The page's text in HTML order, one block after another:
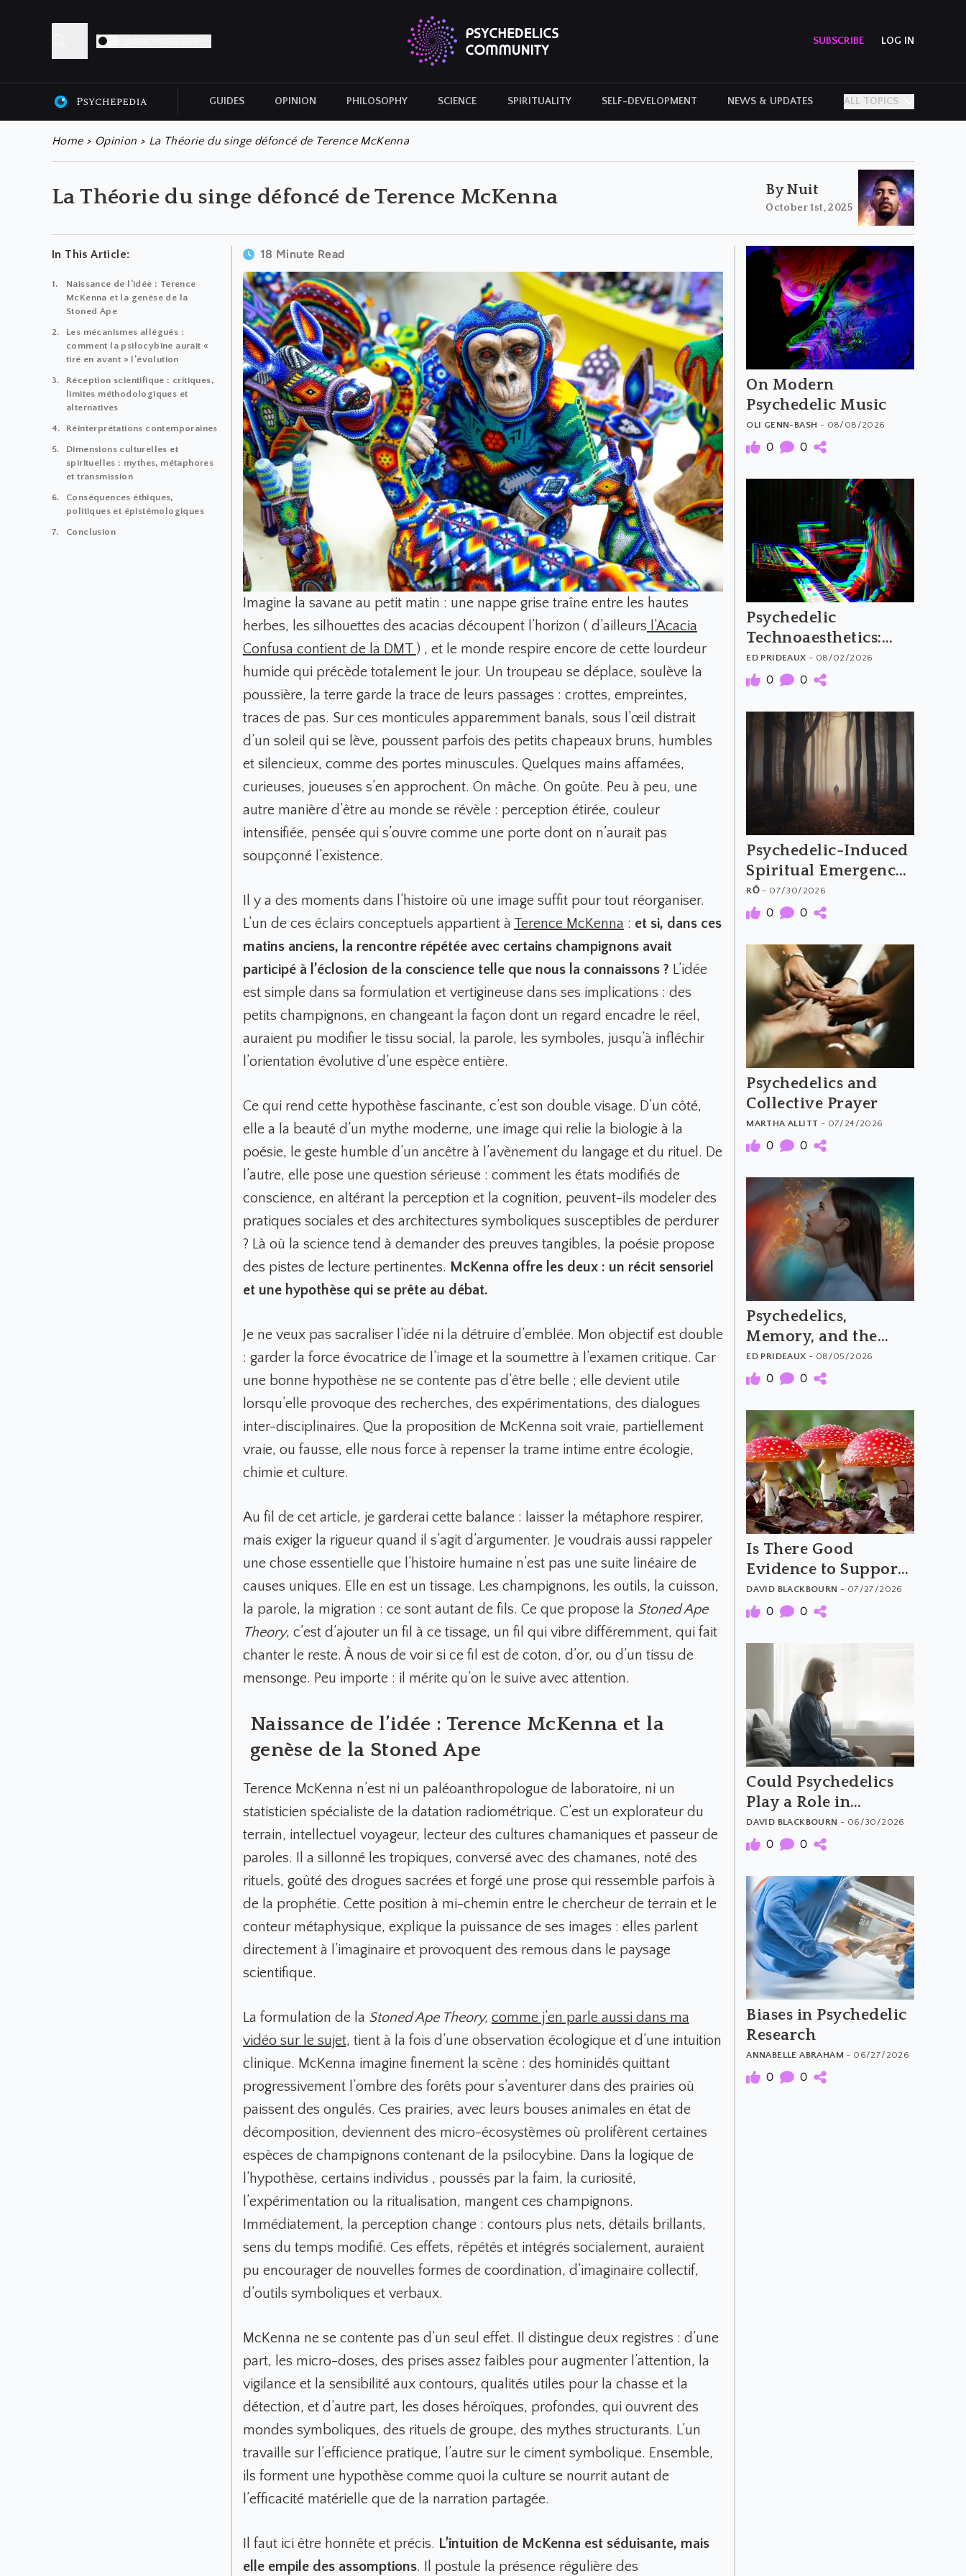
SUBSCRIBE LOG IN
GUIDES OPINION PHILOSOPHY SCIENCE SPIRITUALITY SELF-DEVELOPMENT NEWS & UPDATES ALL TOPICS
ALL ARTICLES CULTURAL ICONS HISTORY PERSONAL STORIES
Home > Opinion > La Théorie du singe défoncé de Terence McKenna
La Théorie du singe défoncé de Terence McKenna By Nuit
October 1st, 2025
In This Article:
Naissance de l’idée : Terence
McKenna et la genèse de la
Stoned Ape
Les mécanismes allégués :
comment la psilocybine aurait «
tiré en avant » l’évolution
Réception scientifique : critiques,
limites méthodologiques et
alternatives
Réinterprétations contemporaines
Dimensions culturelles et
spirituelles : mythes, métaphores
et transmission
Conséquences éthiques,
politiques et épistémologiques
Conclusion
18 Minute Read
Imagine la savane au petit matin : une nappe grise traîne entre les hautes
herbes, les silhouettes des acacias découpent l’horizon ( d’ailleurs l’Acacia
Confusa contient de la DMT ) , et le monde respire encore de cette lourdeur
humide qui précède totalement le jour. Un troupeau se déplace, soulève la
poussière, la terre garde la trace de leurs passages : crottes, empreintes,
traces de pas. Sur ces monticules apparemment banals, sous l’œil distrait
d’un soleil qui se lève, poussent parfois des petits chapeaux bruns, humbles
et silencieux, comme des portes minuscules. Quelques mains affamées,
curieuses, joueuses s’en approchent. On mâche. On goûte. Peu à peu, une
autre manière d’être au monde se révèle : perception étirée, couleur
intensifiée, pensée qui s’ouvre comme une porte dont on n’aurait pas
soupçonné l’existence.
Il y a des moments dans l’histoire où une image suffit pour tout réorganiser.
L’un de ces éclairs conceptuels appartient à Terence McKenna : et si, dans ces
matins anciens, la rencontre répétée avec certains champignons avait
participé à l’éclosion de la conscience telle que nous la connaissons ? L’idée
est simple dans sa formulation et vertigineuse dans ses implications : des
petits champignons, en changeant la façon dont un regard encadre le réel,
auraient pu modifier le tissu social, la parole, les symboles, jusqu’à infléchir
l’orientation évolutive d’une espèce entière.
Ce qui rend cette hypothèse fascinante, c’est son double visage. D’un côté,
elle a la beauté d’un mythe moderne, une image qui relie la biologie à la
poésie, le geste humble d’un ancêtre à l’avènement du langage et du rituel. De
l’autre, elle pose une question sérieuse : comment les états modifiés de
conscience, en altérant la perception et la cognition, peuvent-ils modeler des
pratiques sociales et des architectures symboliques susceptibles de perdurer
? Là où la science tend à demander des preuves tangibles, la poésie propose
des pistes de lecture pertinentes. McKenna offre les deux : un récit sensoriel
et une hypothèse qui se prête au débat.
Je ne veux pas sacraliser l’idée ni la détruire d’emblée. Mon objectif est double
: garder la force évocatrice de l’image et la soumettre à l’examen critique. Car
une bonne hypothèse ne se contente pas d’être belle ; elle devient utile
lorsqu’elle provoque des recherches, des expérimentations, des dialogues
inter-disciplinaires. Que la proposition de McKenna soit vraie, partiellement
vraie, ou fausse, elle nous force à repenser la trame intime entre écologie,
chimie et culture.
Au fil de cet article, je garderai cette balance : laisser la métaphore respirer,
mais exiger la rigueur quand il s’agit d’argumenter. Je voudrais aussi rappeler
une chose essentielle que l’histoire humaine n’est pas une suite linéaire de
causes uniques. Elle en est un tissage. Les champignons, les outils, la cuisson,
la parole, la migration : ce sont autant de fils. Ce que propose la Stoned Ape
Theory, c’est d’ajouter un fil à ce tissage, un fil qui vibre différemment, qui fait
chanter le reste. À nous de voir si ce fil est de coton, d’or, ou d’un tissu de
mensonge. Peu importe : il mérite qu’on le suive avec attention.
Naissance de l’idée : Terence McKenna et la
genèse de la Stoned Ape
Terence McKenna n’est ni un paléoanthropologue de laboratoire, ni un
statisticien spécialiste de la datation radiométrique. C’est un explorateur du
terrain, intellectuel voyageur, lecteur des cultures chamaniques et passeur de
paroles. Il a sillonné les tropiques, conversé avec des chamanes, noté des
rituels, goûté des drogues sacrées et forgé une prose qui ressemble parfois à
de la prophétie. Cette position à mi-chemin entre le chercheur de terrain et le
conteur métaphysique, explique la puissance de ses images : elles parlent
directement à l’imaginaire et provoquent des remous dans le paysage
scientifique.
La formulation de la Stoned Ape Theory, comme j’en parle aussi dans ma
vidéo sur le sujet, tient à la fois d’une observation écologique et d’une intuition
clinique. McKenna imagine finement la scène : des hominidés quittant
progressivement l’ombre des forêts pour s’aventurer dans des prairies où
paissent des ongulés. Ces prairies, avec leurs bouses animales en état de
décomposition, deviennent des micro-écosystèmes où prolifèrent certaines
espèces de champignons contenant de la psilocybine. Dans la logique de
l’hypothèse, certains individus , poussés par la faim, la curiosité,
l’expérimentation ou la ritualisation, mangent ces champignons.
Immédiatement, la perception change : contours plus nets, détails brillants,
sens du temps modifié. Ces effets, répétés et intégrés socialement, auraient
pu encourager de nouvelles formes de coordination, d’imaginaire collectif,
d’outils symboliques et verbaux.
McKenna ne se contente pas d’un seul effet. Il distingue deux registres : d’une
part, les micro-doses, des prises assez faibles pour augmenter l’attention, la
vigilance et la sensibilité aux contours, qualités utiles pour la chasse et la
détection, et d’autre part, les doses héroïques, profondes, qui ouvrent des
mondes symboliques, des rituels de groupe, des mythes structurants. L’un
travaille sur l’efficience pratique, l’autre sur le ciment symbolique. Ensemble,
ils forment une hypothèse comme quoi la culture se nourrit autant de
l’efficacité matérielle que de la narration partagée.
Il faut ici être honnête et précis. L’intuition de McKenna est séduisante, mais
elle empile des assomptions. Il postule la présence régulière des
On Modern
Psychedelic Music
OLI GENN-BASH - 08/08/2026
0 0
Psychedelic
Technoaesthetics:
The Material and
Meaning of
ED PRIDEAUX - 08/02/2026
0 0
Psychedelic-Induced
Spiritual Emergency
and the Archetypal
Hero's Journey
RŌ- 07/30/2026
0 0
Psychedelics and
Collective Prayer
MARTHA ALLITT - 07/24/2026
0 0
Psychedelics,
Memory, and the
Feeling of Truth
ED PRIDEAUX - 08/05/2026
0 0
Is There Good
Evidence to Support
Amanita Muscaria's
Purported Benefits?
DAVID BLACKBOURN - 07/27/2026
0 0
Could Psychedelics
Play a Role in
Dementia Care?
DAVID BLACKBOURN - 06/30/2026
0 0
Biases in Psychedelic
Research
ANNABELLE ABRAHAM - 06/27/2026
0 0